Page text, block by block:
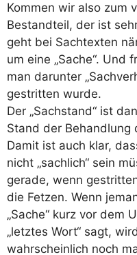
Kommen wir also zum
Bestandteil, der ist
geht bei Sachtexten
um eine „Sache“. Und
man darunter
gestritten wurde.
Der „Sachstand“ ist
Stand der Behandlung
Damit ist auch klar,
nicht „sachlich“ sein
gerade, wenn
die Fetzen. Wenn
„Sache“ kurz vor dem
„letztes Wort“ sagt,
wahrscheinlich noch